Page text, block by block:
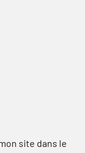
site dans le